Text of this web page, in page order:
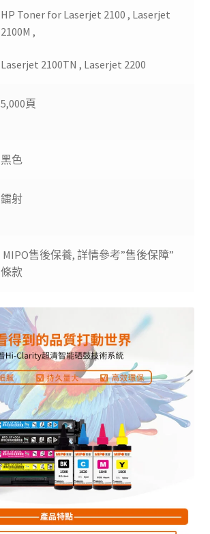
HP Toner for Laserjet 2100 , Laserjet
2100M ,
Laserjet 2100TN , Laserjet 2200
5,000頁
黑色
鐳射
MIPO售後保養, 詳情參考”售後保障”
條款